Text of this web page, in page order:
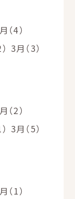
（4）
3月（3）
（2）
3月（5）
（1）